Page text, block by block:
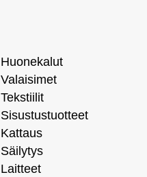
Huonekalut
Valaisimet
Tekstiilit
Sisustustuotteet
Kattaus
Säilytys
Laitteet